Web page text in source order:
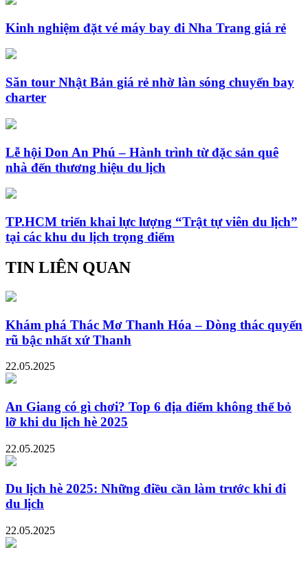
Kinh nghiệm đặt vé máy bay đi Nha Trang giá rẻ
Săn tour Nhật Bản giá rẻ nhờ làn sóng chuyến bay
charter
Lễ hội Don An Phú – Hành trình từ đặc sản quê
nhà đến thương hiệu du lịch
TP.HCM triển khai lực lượng “Trật tự viên du lịch”
tại các khu du lịch trọng điểm
TIN LIÊN QUAN
Khám phá Thác Mơ Thanh Hóa – Dòng thác quyến
rũ bậc nhất xứ Thanh
22.05.2025
An Giang có gì chơi? Top 6 địa điểm không thể bỏ
lỡ khi du lịch hè 2025
22.05.2025
Du lịch hè 2025: Những điều cần làm trước khi đi
du lịch
22.05.2025